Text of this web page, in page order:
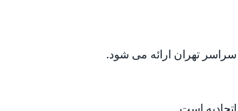
تهران ارائه می شود.